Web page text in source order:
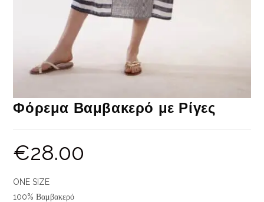
Φόρεμα Βαμβακερό με Ρίγες
€28.00
ONE SIZE
100% Βαμβακερό